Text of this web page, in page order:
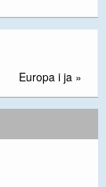
Europa i ja »